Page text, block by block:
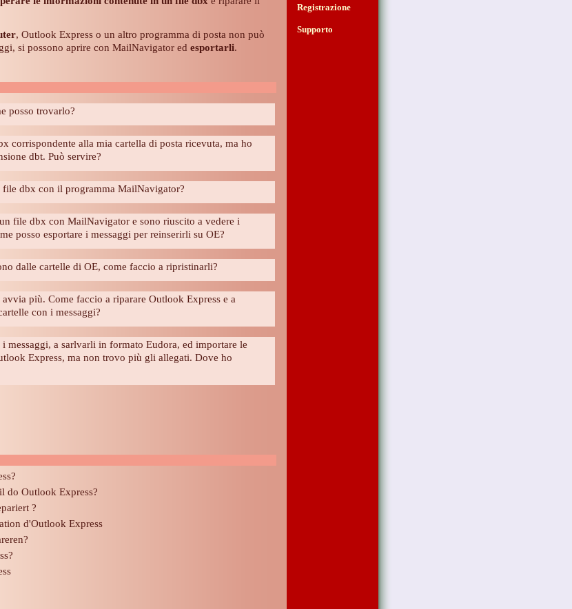
Registrazione
Supporto
, Outlook Express o un altro programma di posta non può
si possono aprire con MailNavigator edesportarli.
posso trovarlo?
corrispondente alla mia cartella di posta ricevuta, ma ho
dbt. Può servire?
file dbx con il programma MailNavigator?
file dbx con MailNavigator e sono riuscito a vedere i
posso esportare i messaggi per reinserirli su OE?
dalle cartelle di OE, come faccio a ripristinarli?
più. Come faccio a riparare Outlook Express e a
con i messaggi?
messaggi, a sarlvarli in formato Eudora, ed importare le
Express, ma non trovo più gli allegati. Dove ho
do Outlook Express?
?
d'Outlook Express